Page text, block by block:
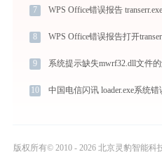
7
8
9 系统提示缺失mwrf32.dll文件
10 中国电信闪讯 loader.exe系统
版权所有© 2010 - 2026 北京灵豹智能科